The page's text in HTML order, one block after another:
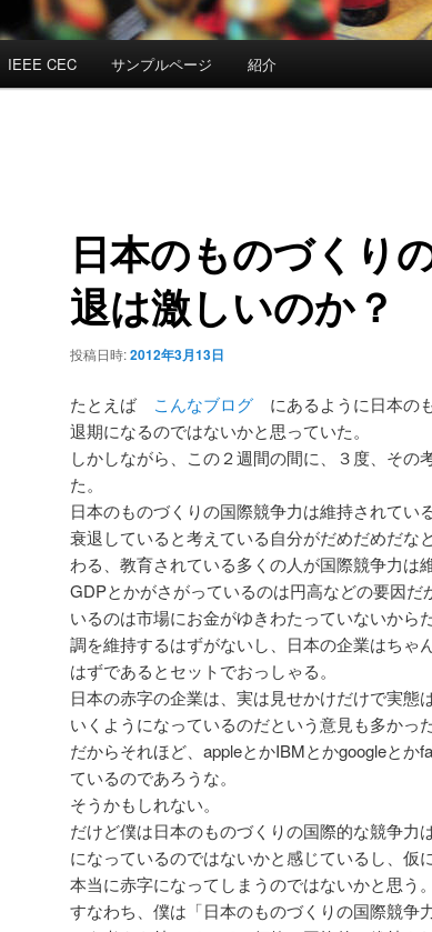
IEEE CEC サンプルページ 紹介
日本のものづくり
退は激しいのか？
投稿日時:2012年3月13日
たとえば こんなブログにあるように日本の
退期になるのではないかと思っていた。
しかしながら、この２週間の間に、３度、その
た。
日本のものづくりの国際競争力は維持されてい
衰退していると考えている自分がだめだめだな
わる、教育されている多くの人が国際競争力は
GDPとかがさがっているのは円高などの要因
いるのは市場にお金がゆきわたっていないから
調を維持するはずがないし、日本の企業はちゃ
はずであるとセットでおっしゃる。
日本の赤字の企業は、実は見せかけだけで実態
いくようになっているのだという意見も多かった
だからそれほど、appleとかIBMとかgoogleとか
ているのであろうな。
そうかもしれない。
だけど僕は日本のものづくりの国際的な競争力
になっているのではないかと感じているし、仮
本当に赤字になってしまうのではないかと思う。
すなわち、僕は「日本のものづくりの国際競争